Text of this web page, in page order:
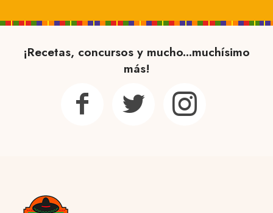
¡Recetas, concursos y mucho...muchísimo
más!